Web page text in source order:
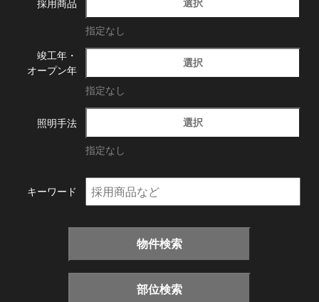
採用商品
指定なし
竣工年・
オープン年
選択
指定なし
照明手法 選択
指定なし
キーワード
物件検索
部位検索